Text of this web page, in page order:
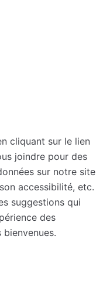
cliquant sur le lien
joindre pour des
sur notre site
accessibilité, etc.
suggestions qui
des